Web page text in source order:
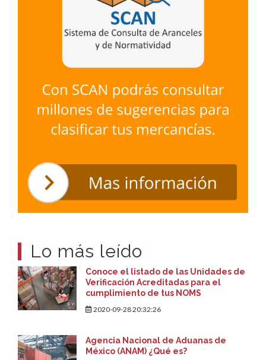
Lo más leído
Conoce el listado de las Unidades de
Verificación Acreditadas para el
cumplimiento de tus NOMS
2020-09-28 20:32:26
Agencia Nacional de Aduanas de
México (ANAM) ¿Qué es?